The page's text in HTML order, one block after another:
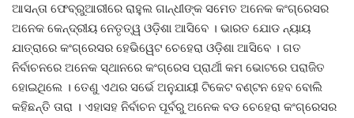
ବେପାର ବଣିଜ
ଜାଣିବା କଥା
ହାଣ୍ଡିଶାଳ
ଆସନ୍ତା ଫେବ୍ରୁଆରୀରେ ରାହୁଲ ଗାନ୍ଧୀଙ୍କ ସମେତ ଅନେକ କଂଗ୍ରେସର
ଅନେକ କେନ୍ଦ୍ରୀୟ ନେତୃତ୍ୱ ଓଡ଼ିଶା ଆସିବେ । ଭାରତ ଯୋଡ ନ୍ୟାୟ
ଯାତ୍ରାରେ କଂଗ୍ରେସର ହେଭିୱେଟ ଚେହେରା ଓଡ଼ିଶା ଆସିବେ । ଗତ
ନିର୍ବାଚନରେ ଅନେକ ସ୍ଥାନରେ କଂଗ୍ରେସ ପ୍ରାର୍ଥୀ କମ ଭୋଟରେ ପରାଜିତ
ହୋଇଥିଲେ । ତେଣୁ ଏଥର ସର୍ଭେ ଅନୁଯାୟୀ ଟିକେଟ ବଣ୍ଟନ ହେବ ବୋଲି
କହିଛନ୍ତି ତାରା । ଏହାସହ ନିର୍ବାଚନ ପୂର୍ବରୁ ଅନେକ ବଡ ଚେହେରା କଂଗ୍ରେସର